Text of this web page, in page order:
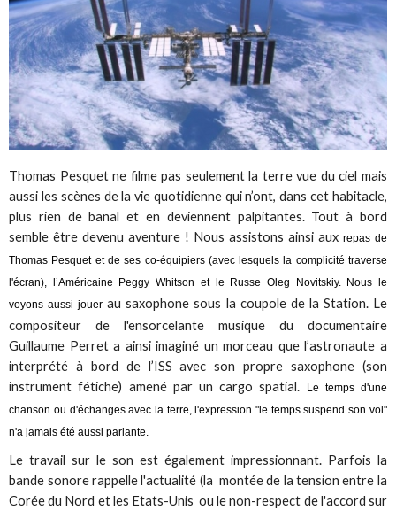
Thomas Pesquet ne filme pas seulement la terre vue du ciel mais
aussi les scènes de la vie quotidienne qui n’ont, dans cet habitacle,
plus rien de banal et en deviennent palpitantes. Tout à bord
semble être devenu aventure ! Nous assistons ainsi auxrepas de
Thomas Pesquet et de ses co-équipiers (avec lesquels la complicité traverse
l'écran), l’Américaine Peggy Whitson et le Russe Oleg Novitskiy. Nous le
voyons aussi jouer au saxophone sous la coupole de la Station. Le
compositeur de l'ensorcelante musique du documentaire
Guillaume Perret a ainsi imaginé un morceau que l’astronaute a
interprété à bord de l’ISS avec son propre saxophone (son
instrument fétiche) amené par un cargo spatial.
Le temps d'une
chanson ou d'échanges avec la terre, l'expression "le temps suspend son vol"
n'a jamais été aussi parlante.
Le travail sur le son est également impressionnant. Parfois la
bande sonore rappelle l'actualité (la montée de la tension entre la
Corée du Nord et les Etats-Unis ou le non-respect de l'accord sur